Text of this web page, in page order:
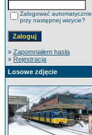
Zalogować automatycznie
przy następnej wizycie?
» Zapomniałem hasła
» Rejestracja
Losowe zdjęcie